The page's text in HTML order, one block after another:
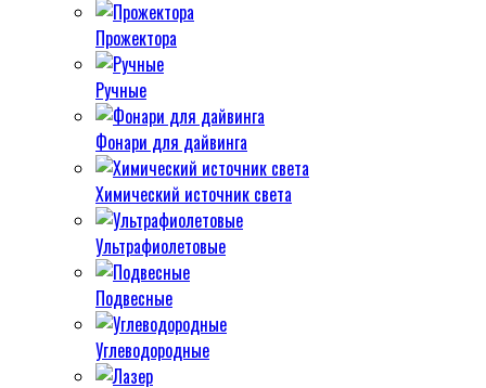
Прожектора
Ручные
Фонари для дайвинга
Химический источник света
Ультрафиолетовые
Подвесные
Углеводородные